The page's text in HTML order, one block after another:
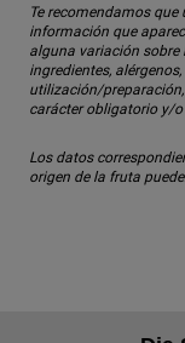
Te recomendamos
información que
alguna variación sobre
ingredientes,
utilización/
carácter obligatorio y/
Los datos
origen de la fruta